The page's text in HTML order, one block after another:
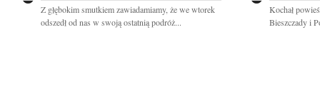
Z głębokim smutkiem zawiadamiamy, że we wtorek
odszedł od nas w swoją ostatnią podróż...
Kochał
Bieszczady i